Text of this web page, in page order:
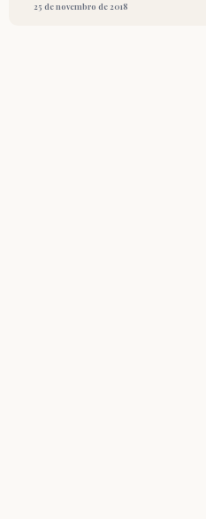
25 de novembro de 2018